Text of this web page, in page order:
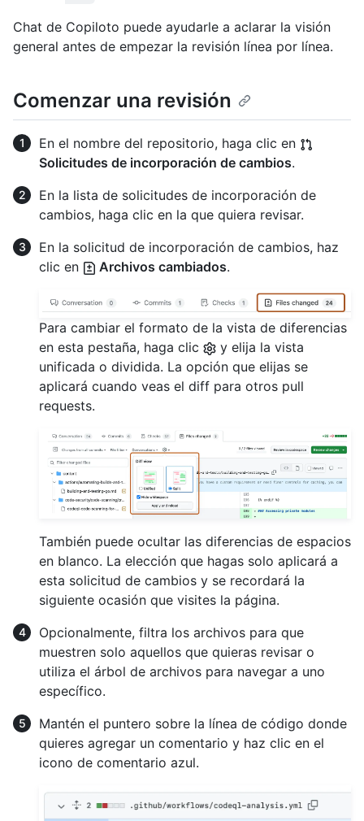
Chat de Copiloto puede ayudarle a aclarar la visión
general antes de empezar la revisión línea por línea.
Comenzar una revisión
En el nombre del repositorio, haga clic en
Solicitudes de incorporación de cambios.
En la lista de solicitudes de incorporación de
cambios, haga clic en la que quiera revisar.
En la solicitud de incorporación de cambios, haz
clic en
Archivos cambiados.
Para cambiar el formato de la vista de diferencias
en esta pestaña, haga clic
y elija la vista
unificada o dividida. La opción que elijas se
aplicará cuando veas el diff para otros pull
requests.
También puede ocultar las diferencias de espacios
en blanco. La elección que hagas solo aplicará a
esta solicitud de cambios y se recordará la
siguiente ocasión que visites la página.
Opcionalmente, filtra los archivos para que
muestren solo aquellos que quieras revisar o
utiliza el árbol de archivos para navegar a uno
específico.
Mantén el puntero sobre la línea de código donde
quieres agregar un comentario y haz clic en el
icono de comentario azul.